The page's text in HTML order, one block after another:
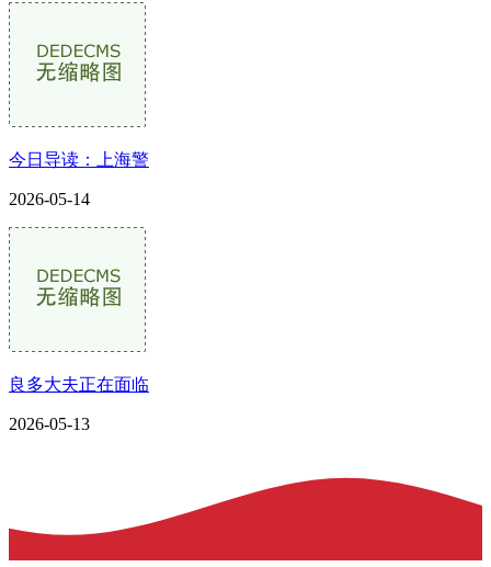
今日导读：上海警
2026-05-14
良多大夫正在面临
2026-05-13